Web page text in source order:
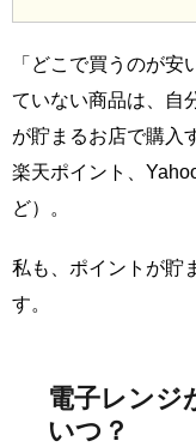
「どこで買うのが
ていない商品は、自
が貯まるお店で購入
楽天ポイント、
ど）。
私も、ポイントが貯
す。
電子レンジ
いつ？